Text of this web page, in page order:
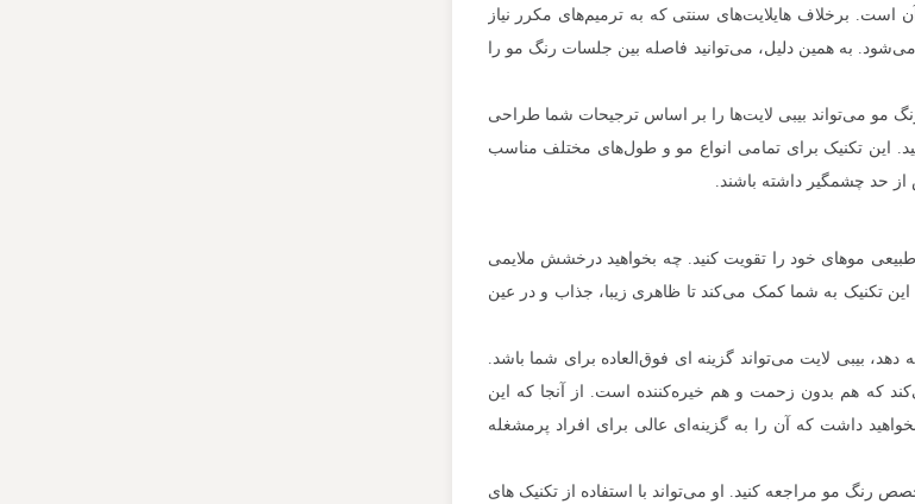
است. برخلاف هایلایت‌های سنتی که به ترمیم‌های مکرر نیاز
به همین دلیل، می‌توانید فاصله بین جلسات رنگ مو را
می‌تواند بیبی لایت‌ها را بر اساس ترجیحات شما طراحی
این تکنیک برای تمامی انواع مو و طول‌های مختلف مناسب
حد چشمگیر داشته باشند.
موهای خود را تقویت کنید. چه بخواهید درخشش ملایمی
این تکنیک به شما کمک می‌کند تا ظاهری زیبا، جذاب و در عین
بیبی لایت می‌تواند گزینه‌ ای فوق‌العاده برای شما باشد.
که هم بدون زحمت و هم خیره‌کننده است. از آنجا که این
داشت که آن را به گزینه‌ای عالی برای افراد پرمشغله
رنگ مو مراجعه کنید. او می‌تواند با استفاده از تکنیک‌ های